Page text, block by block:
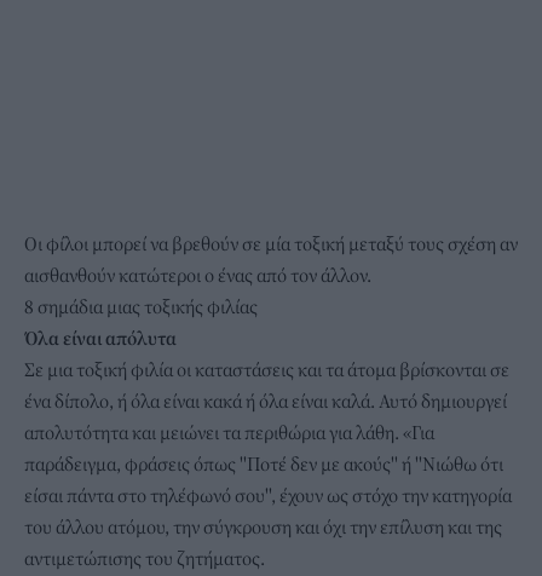
Οι φίλοι μπορεί να βρεθούν σε μία τοξική μεταξύ τους σχέση αν
αισθανθούν κατώτεροι ο ένας από τον άλλον.
8 σημάδια μιας τοξικής φιλίας
Όλα είναι απόλυτα
Σε μια τοξική φιλία οι καταστάσεις και τα άτομα βρίσκονται σε
ένα δίπολο, ή όλα είναι κακά ή όλα είναι καλά. Αυτό δημιουργεί
απολυτότητα και μειώνει τα περιθώρια για λάθη. «Για
παράδειγμα, φράσεις όπως ''Ποτέ δεν με ακούς'' ή ''Νιώθω ότι
είσαι πάντα στο τηλέφωνό σου'', έχουν ως στόχο την κατηγορία
του άλλου ατόμου, την σύγκρουση και όχι την επίλυση και της
αντιμετώπισης του ζητήματος.